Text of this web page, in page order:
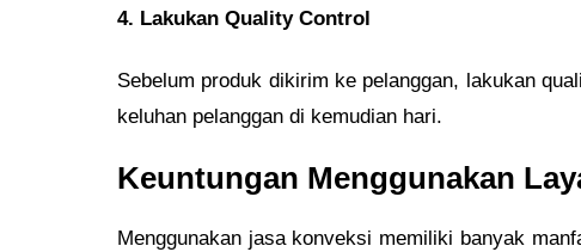
4. Lakukan Quality Control
Sebelum produk dikirim ke pelanggan, lakukan
keluhan pelanggan di kemudian hari.
Keuntungan Menggunakan
Menggunakan jasa konveksi memiliki banyak